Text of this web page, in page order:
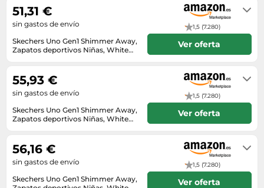
Sets de belleza
Tensiómetros
Termómetros clínicos
Placas de cocina
Radios
Secadoras
TV, vídeo y DVD
Tablets
Telecomunicaciones
Zapatos de invierno
Zapatos mujer
Skechers Uno Gen1 Shimmer Away,
Zapatos deportivos Niñas, White
1,5 (7.280)
51,31 €
sin gastos de envío
Ver oferta
Skechers Uno Gen1 Shimmer Away,
Zapatos deportivos Niñas, White
1,5 (7.280)
55,93 €
sin gastos de envío
Ver oferta
Skechers Uno Gen1 Shimmer Away,
1,5 (7.280)
56,16 €
sin gastos de envío
Ver oferta